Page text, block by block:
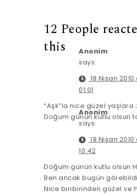
12 People
this
Anonim
says:
18 Nisan 2010
01:01
“Aşk”la nice güzel yaşlara
Doğum günün kutlu olsun
Anonim
says:
19 Nisan 2010
10:42
Doğum günün kutlu olsun
Ben ancak bugün
Nice biribirinden güzel ve